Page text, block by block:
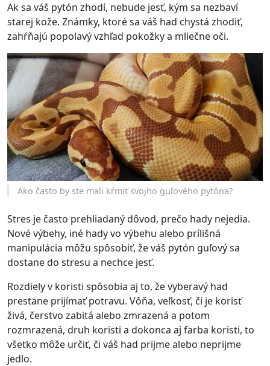
Ak sa váš pytón zhodí, nebude jesť, kým sa nezbaví
starej kože. Známky, ktoré sa váš had chystá zhodiť,
zahŕňajú popolavý vzhľad pokožky a mliečne oči.
Ako často by ste mali kŕmiť svojho guľového pytóna?
Stres je často prehliadaný dôvod, prečo hady nejedia.
Nové výbehy, iné hady vo výbehu alebo prílišná
manipulácia môžu spôsobiť, že váš pytón guľový sa
dostane do stresu a nechce jesť.
Rozdiely v koristi spôsobia aj to, že vyberavý had
prestane prijímať potravu. Vôňa, veľkosť, či je korisť
živá, čerstvo zabitá alebo zmrazená a potom
rozmrazená, druh koristi a dokonca aj farba koristi, to
všetko môže určiť, či váš had prijme alebo neprijme
jedlo.